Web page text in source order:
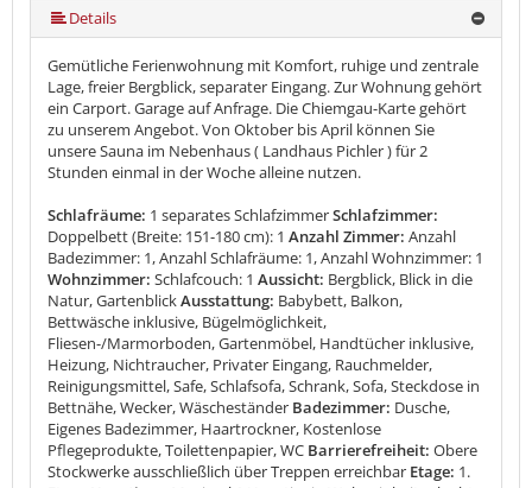
mehr (7 ) »
mehr (7 ) »
mehr (7 ) »
Details
Gemütliche Ferienwohnung mit Komfort, ruhige und zentrale
Lage, freier Bergblick, separater Eingang. Zur Wohnung gehört
ein Carport. Garage auf Anfrage. Die Chiemgau-Karte gehört
zu unserem Angebot. Von Oktober bis April können Sie
unsere Sauna im Nebenhaus ( Landhaus Pichler ) für 2
Stunden einmal in der Woche alleine nutzen.
Schlafräume: 1 separates SchlafzimmerSchlafzimmer:
Doppelbett (Breite: 151-180 cm): 1 Anzahl Zimmer: Anzahl
Badezimmer: 1, Anzahl Schlafräume: 1, Anzahl Wohnzimmer: 1
Wohnzimmer: Schlafcouch: 1 Aussicht: Bergblick, Blick in die
Natur, GartenblickAusstattung: Babybett, Balkon,
Bettwäsche inklusive, Bügelmöglichkeit,
Fliesen-/Marmorboden, Gartenmöbel, Handtücher inklusive,
Heizung, Nichtraucher, Privater Eingang, Rauchmelder,
Reinigungsmittel, Safe, Schlafsofa, Schrank, Sofa, Steckdose in
Bettnähe, Wecker, Wäscheständer Badezimmer: Dusche,
Eigenes Badezimmer, Haartrockner, Kostenlose
Pflegeprodukte, Toilettenpapier, WC Barrierefreiheit: Obere
Stockwerke ausschließlich über Treppen erreichbar Etage: 1.